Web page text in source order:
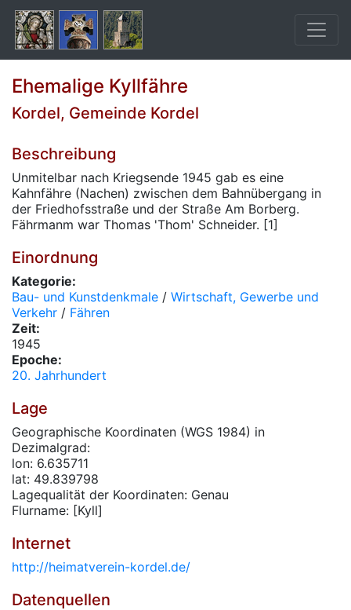
Ehemalige Kyllfähre
Kordel, Gemeinde Kordel
Beschreibung
Unmitelbar nach Kriegsende 1945 gab es eine
Kahnfähre (Nachen) zwischen dem Bahnübergang in
der Friedhofsstraße und der Straße Am Borberg.
Fährmanm war Thomas 'Thom' Schneider. [1]
Einordnung
Kategorie:
Bau- und Kunstdenkmale / Wirtschaft, Gewerbe und
Verkehr / Fähren
Zeit:
1945
Epoche:
20. Jahrhundert
Lage
Geographische Koordinaten (WGS 1984) in
Dezimalgrad:
lon: 6.635711
lat: 49.839798
Lagequalität der Koordinaten: Genau
Flurname: [Kyll]
Internet
http://heimatverein-kordel.de/
Datenquellen